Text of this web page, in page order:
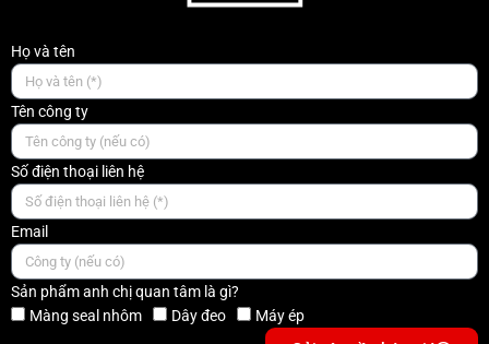
Họ và tên
Tên công ty
Số điện thoại liên hệ
Email
Sản phẩm anh chị quan tâm là gì?
Màng seal nhôm
Dây đeo Máy ép